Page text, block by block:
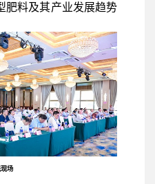
肥料及其产业发展趋势
场